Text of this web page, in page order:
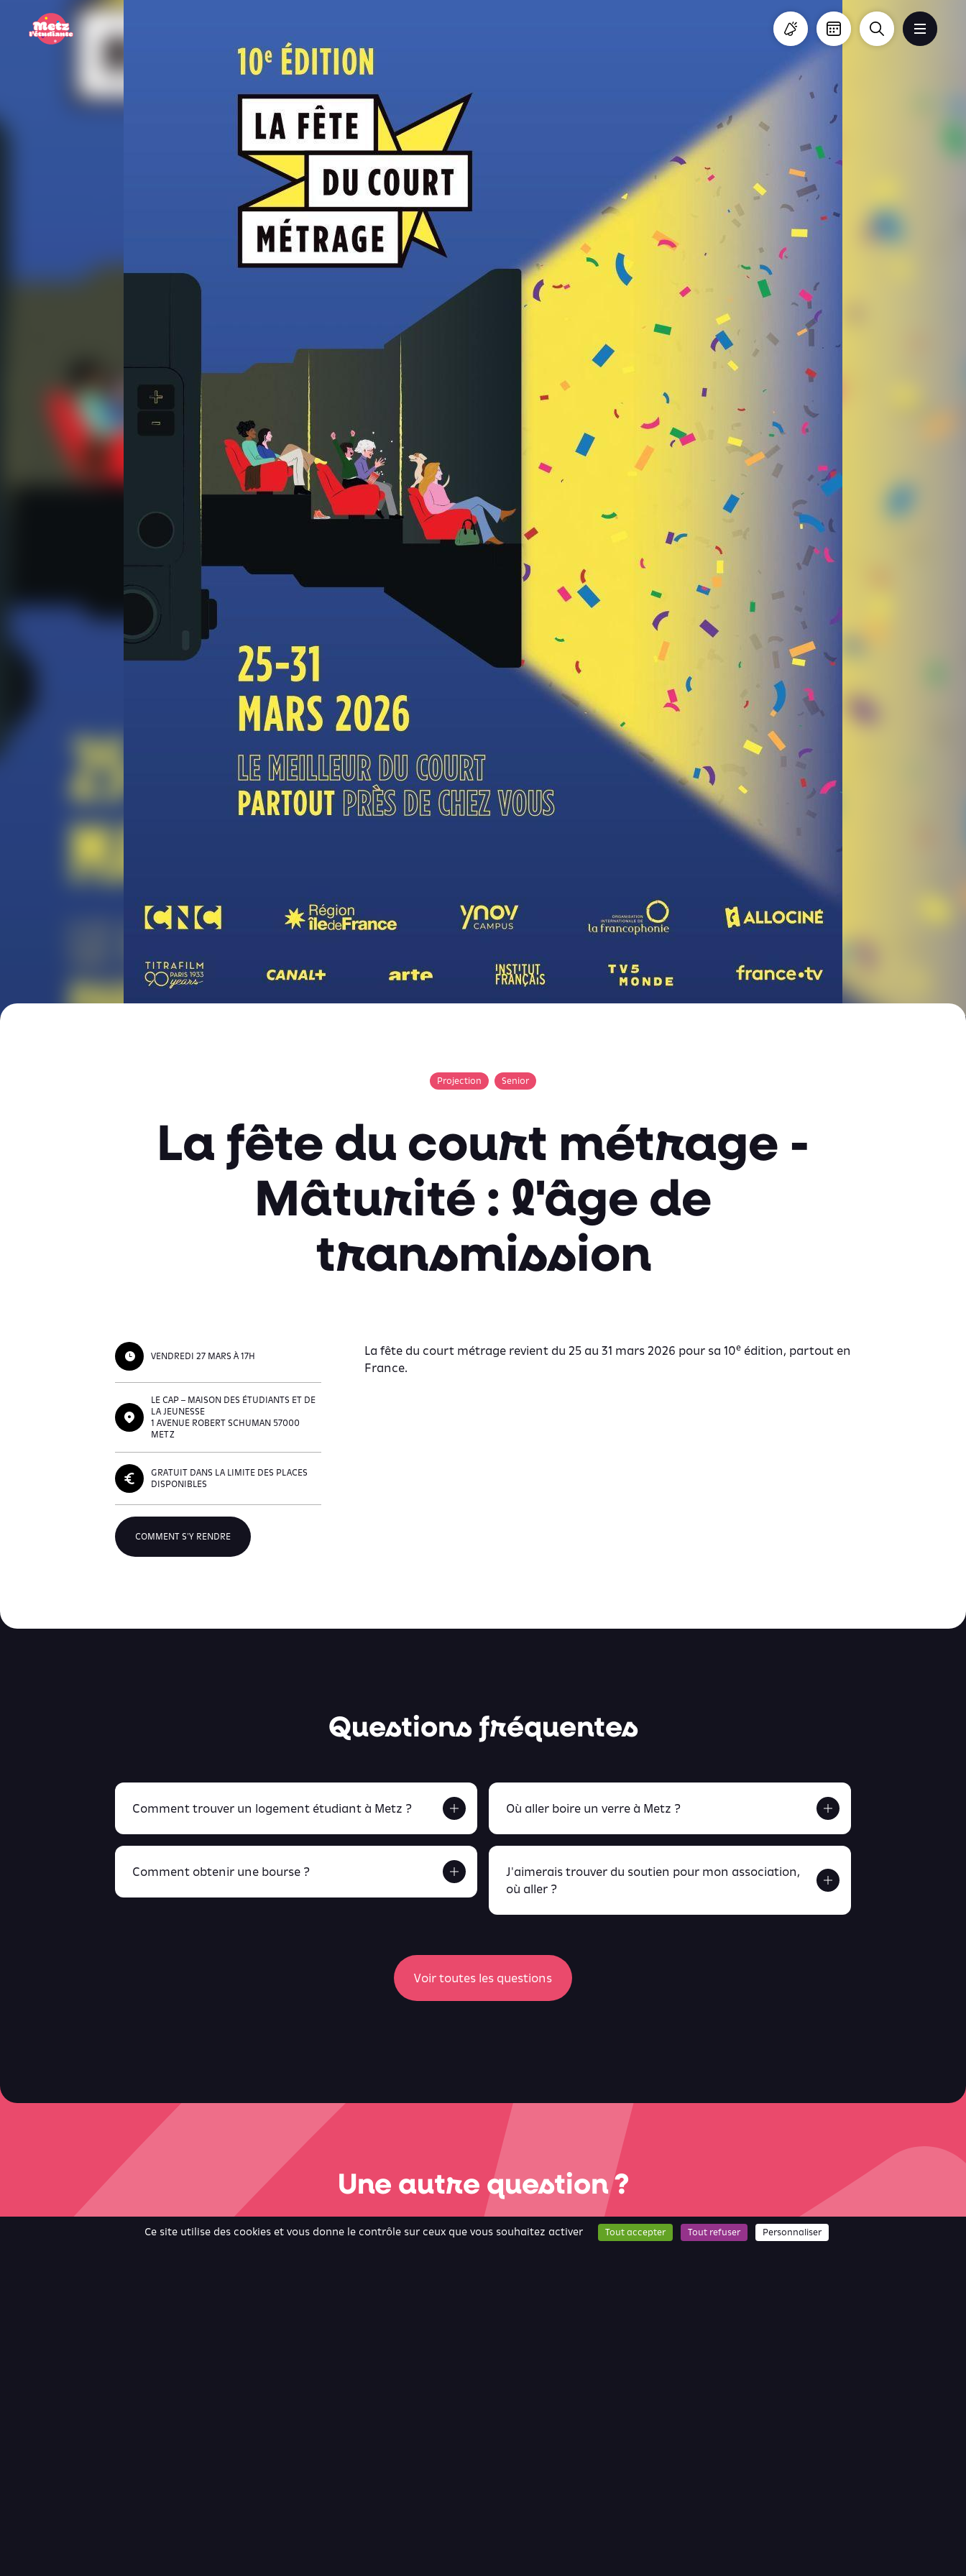
Panneau de gestion des cookies
Ce site utilise des cookies et vous donne le contrôle sur ceux que vous souhaitez activer Tout accepter Tout refuser Personnaliser
Projection Senior
La fête du court métrage -
Mâturité : l'âge de
transmission
VENDREDI 27 MARS À 17H
LE CAP – MAISON DES ÉTUDIANTS ET DE
LA JEUNESSE
1 AVENUE ROBERT SCHUMAN 57000
METZ
GRATUIT DANS LA LIMITE DES PLACES
DISPONIBLES
COMMENT S'Y RENDRE
La fête du court métrage revient du 25 au 31 mars 2026 pour sa 10eédition, partout en
France.
Questions fréquentes
Comment trouver un logement étudiant à Metz ?
Retrouve tout ça en
Comment obtenir une bourse ?
Où aller boire un verre à Metz ?
J'aimerais trouver du soutien pour mon association,
où aller ?
Voir toutes les questions
Une autre question ?
Formulaire de contact